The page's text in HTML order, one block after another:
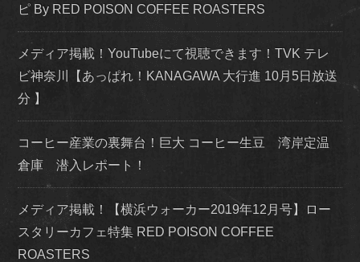
ピ By RED POISON COFFEE ROASTERS
メディア掲載！YouTubeにて視聴できます！TVK テレ
ビ神奈川【あっぱれ！KANAGAWA 大行進 10月5日放送
分 】
コーヒー産業の裏舞台！巨大 コーヒー生豆 湾岸定温
倉庫 潜入レポート！
メディア掲載！【横浜ウォーカー2019年12月号】ロー
スタリーカフェ特集 RED POISON COFFEE
ROASTERS